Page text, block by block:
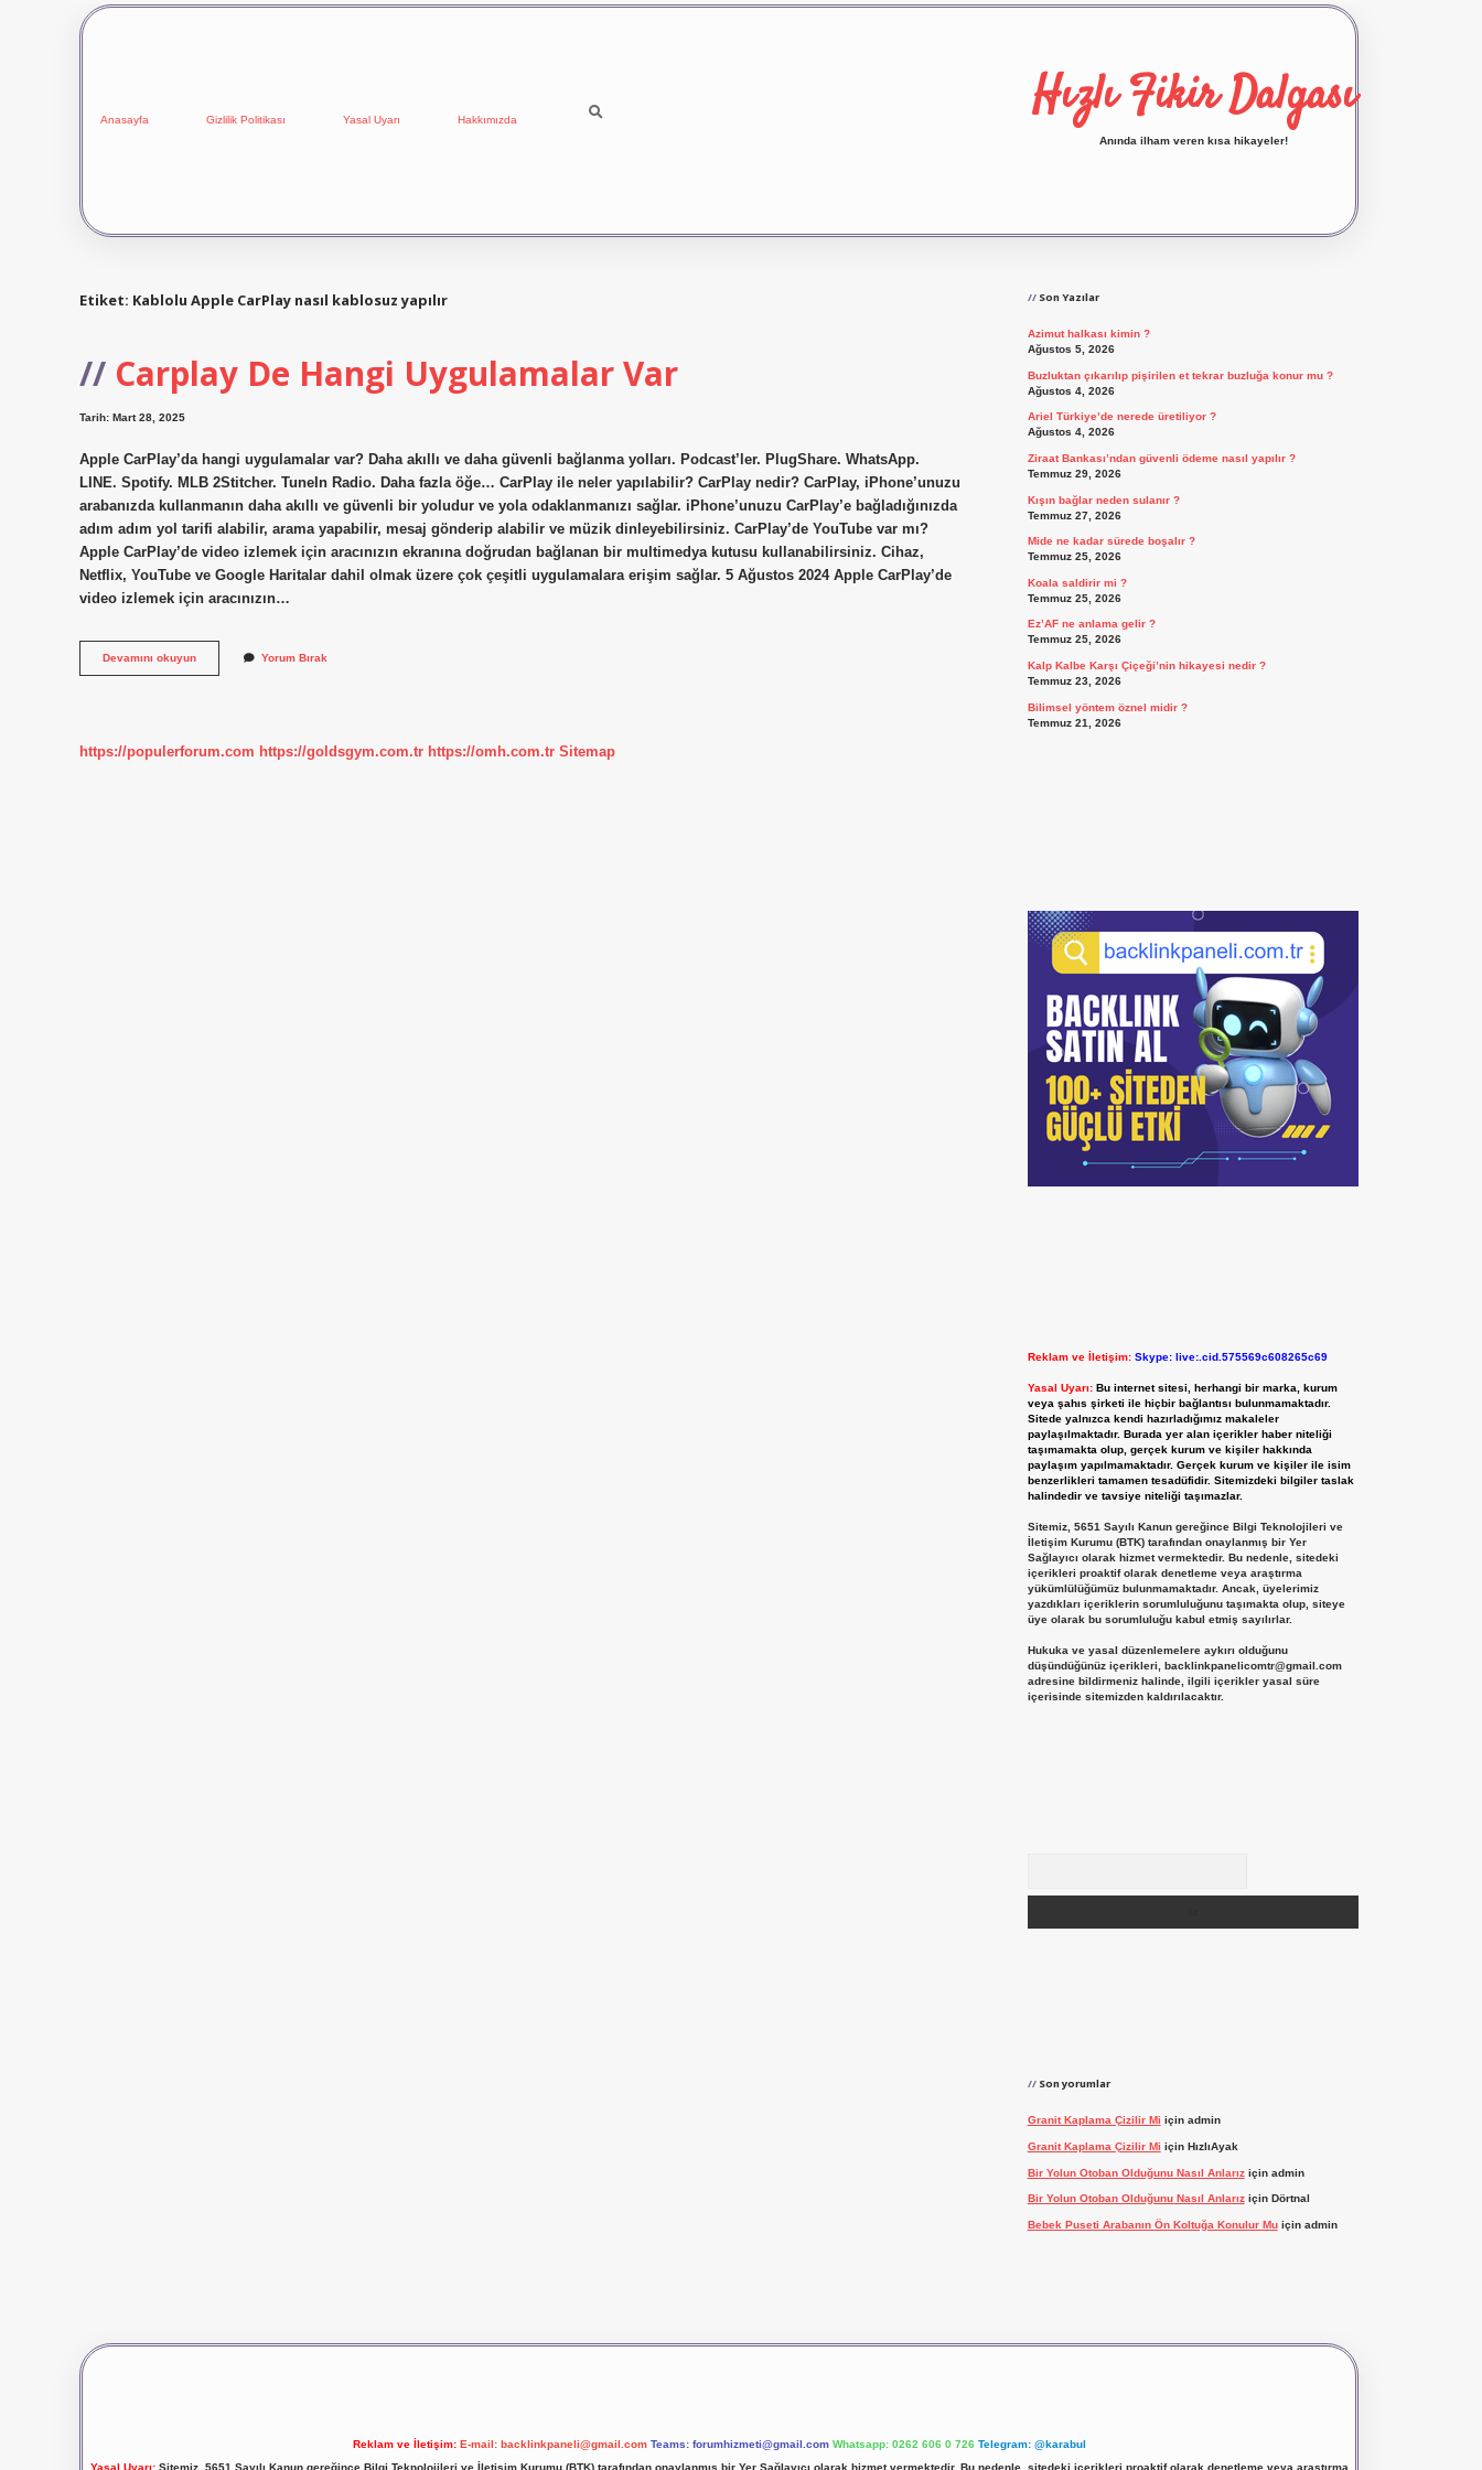
Anasayfa Gizlilik Politikası Yasal Uyarı Hakkımızda Hızlı Fikir Dalgası
Anında ilham veren kısa hikayeler!
Etiket: Kablolu Apple CarPlay nasıl kablosuz yapılır
Carplay De Hangi Uygulamalar Var
Tarih: Mart 28, 2025
Apple CarPlay’da hangi uygulamalar var? Daha akıllı ve daha güvenli bağlanma yolları. Podcast’ler. PlugShare. WhatsApp.
LINE. Spotify. MLB 2Stitcher. TuneIn Radio. Daha fazla öğe… CarPlay ile neler yapılabilir? CarPlay nedir? CarPlay, iPhone’unuzu
arabanızda kullanmanın daha akıllı ve güvenli bir yoludur ve yola odaklanmanızı sağlar. iPhone’unuzu CarPlay’e bağladığınızda
adım adım yol tarifi alabilir, arama yapabilir, mesaj gönderip alabilir ve müzik dinleyebilirsiniz. CarPlay’de YouTube var mı?
Apple CarPlay’de video izlemek için aracınızın ekranına doğrudan bağlanan bir multimedya kutusu kullanabilirsiniz. Cihaz,
Netflix, YouTube ve Google Haritalar dahil olmak üzere çok çeşitli uygulamalara erişim sağlar. 5 Ağustos 2024 Apple CarPlay’de
video izlemek için aracınızın…
Devamını okuyunCarplay
De
Yorum Bırak
https://populerforum.com https://goldsgym.com.tr https://omh.com.tr Sitemap
Son Yazılar
Azimut halkası kimin ?
Ağustos 5, 2026
Buzluktan çıkarılıp pişirilen et tekrar buzluğa konur mu ?
Ağustos 4, 2026
Ariel Türkiye’de nerede üretiliyor ?
Ağustos 4, 2026
Ziraat Bankası’ndan güvenli ödeme nasıl yapılır ?
Temmuz 29, 2026
Kışın bağlar neden sulanır ?
Temmuz 27, 2026
Mide ne kadar sürede boşalır ?
Temmuz 25, 2026
Koala saldirir mi ?
Temmuz 25, 2026
Ez’AF ne anlama gelir ?
Temmuz 25, 2026
Kalp Kalbe Karşı Çiçeği’nin hikayesi nedir ?
Temmuz 23, 2026
Bilimsel yöntem öznel midir ?
Temmuz 21, 2026
Reklam ve İletişim: Skype: live:.cid.575569c608265c69
Yasal Uyarı: Bu internet sitesi, herhangi bir marka, kurum
veya şahıs şirketi ile hiçbir bağlantısı bulunmamaktadır.
Sitede yalnızca kendi hazırladığımız makaleler
paylaşılmaktadır. Burada yer alan içerikler haber niteliği
taşımamakta olup, gerçek kurum ve kişiler hakkında
paylaşım yapılmamaktadır. Gerçek kurum ve kişiler ile isim
benzerlikleri tamamen tesadüfidir. Sitemizdeki bilgiler taslak
halindedir ve tavsiye niteliği taşımazlar.
Sitemiz, 5651 Sayılı Kanun gereğince Bilgi Teknolojileri ve
İletişim Kurumu (BTK) tarafından onaylanmış bir Yer
Sağlayıcı olarak hizmet vermektedir. Bu nedenle, sitedeki
içerikleri proaktif olarak denetleme veya araştırma
yükümlülüğümüz bulunmamaktadır. Ancak, üyelerimiz
yazdıkları içeriklerin sorumluluğunu taşımakta olup, siteye
üye olarak bu sorumluluğu kabul etmiş sayılırlar.
Hukuka ve yasal düzenlemelere aykırı olduğunu
düşündüğünüz içerikleri, backlinkpanelicomtr@gmail.com
adresine bildirmeniz halinde, ilgili içerikler yasal süre
içerisinde sitemizden kaldırılacaktır.
Son yorumlar
Granit Kaplama Çizilir Mi için admin
Granit Kaplama Çizilir Mi için HızlıAyak
Bir Yolun Otoban Olduğunu Nasıl Anlarıziçin admin
Bir Yolun Otoban Olduğunu Nasıl Anlarıziçin Dörtnal
Bebek Puseti Arabanın Ön Koltuğa Konulur Muiçin admin
Reklam ve İletişim: E-mail: backlinkpaneli@gmail.com Teams: forumhizmeti@gmail.com Whatsapp: 0262 606 0 726 Telegram: @karabul
Yasal Uyarı:Sitemiz, 5651 Sayılı Kanun gereğince Bilgi Teknolojileri ve İletişim Kurumu (BTK) tarafından onaylanmış bir Yer Sağlayıcı olarak hizmet vermektedir. Bu nedenle, sitedeki içerikleri proaktif olarak denetleme veya araştırma